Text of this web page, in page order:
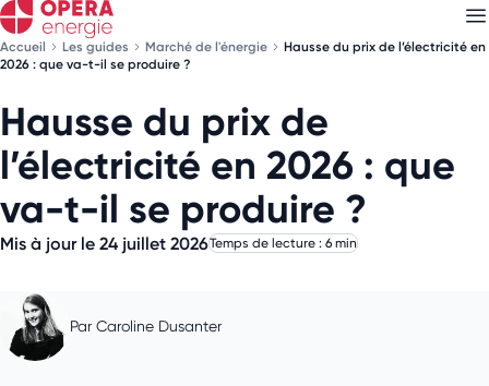
Accueil Les guides Marché de l'énergie
Hausse du prix de l’électricité en
2026 : que va-t-il se produire ?
Hausse du prix de
l’électricité en 2026 : que
va-t-il se produire ?
Mis à jour le 24 juillet 2026Temps de lecture : 6 min
Par Caroline Dusanter
Découvrez nosnewsletters
Choisissez les newsletters qui vous intéressent